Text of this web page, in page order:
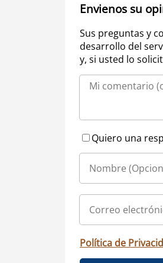
Envienos su
Sus preguntas y
desarrollo del
y, si usted lo
Quiero una
Política de